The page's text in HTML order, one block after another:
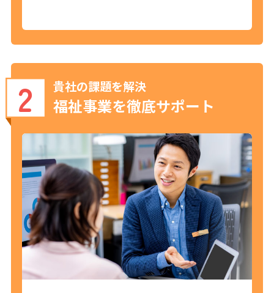
2 貴社の課題を解決
福祉事業を徹底サポート